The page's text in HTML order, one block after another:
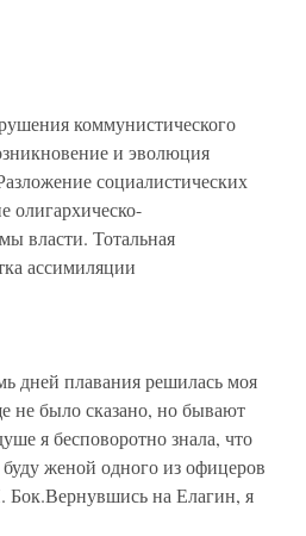
коммунистического
и эволюция
социалистических
олигархическо-
власти. Тотальная
ассимиляции
дней плавания решилась моя
не было сказано, но бывают
я бесповоротно знала, что
женой одного из офицеров
Бок.Вернувшись на Елагин, я